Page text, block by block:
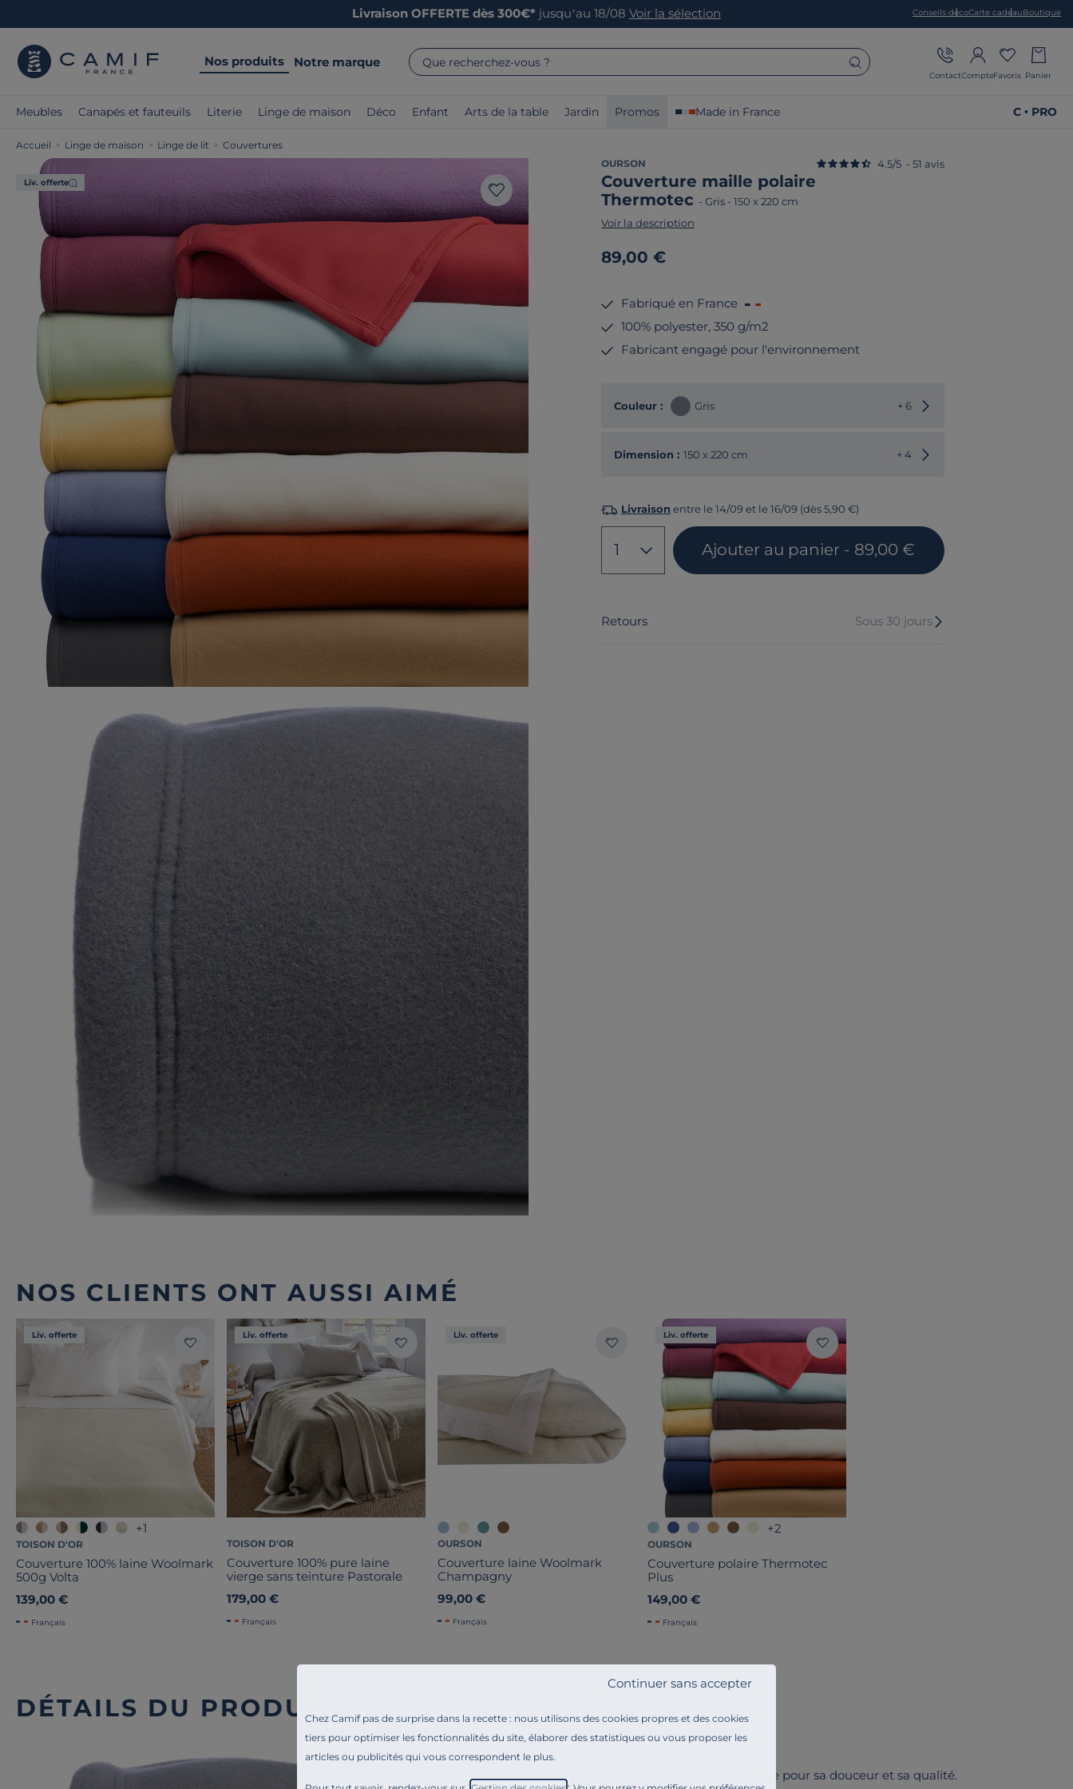
Chez Camif pas de surprise dans la recette : nous utilisons des cookies propres et des cookies
tiers pour optimiser les fonctionnalités du site, élaborer des statistiques ou vous proposer les
articles ou publicités qui vous correspondent le plus.
Continuer sans accepter
Livraison OFFERTE dès 300€* jusqu’au 18/08 Voir la sélection Conseils décoCarte cadeauBoutique
Nos produits Notre marque Que recherchez-vous ?
ContactCompteFavoris Panier
Meubles Canapés et fauteuils Literie Linge de maison Déco Enfant Arts de la table Jardin Promos Made in France C • PRO
Accueil > Linge de maison > Linge de lit > Couvertures
Liv. offerte
OURSON
Couverture maille polaire
Thermotec - Gris- 150 x 220 cm
4.5/5 - 51 avis
Voir la description
89,00 €
Fabriqué en France
100% polyester, 350 g/m2
Fabricant engagé pour l'environnement
Couleur : Gris + 6 Choisir une autre couleur
Dimension : 150 x 220 cm + 4 Choisir une autre dimension
Livraison entre le 14/09 et le 16/09 (dès 5,90 €)
1 Ajouter au panier - 89,00 €
Retours Sous 30 jours
NOS CLIENTS ONT AUSSI AIMÉ
Liv. offerte
+1
TOISON D'OR
Couverture 100% laine Woolmark
500g Volta
139,00 €
Français
Liv. offerte
TOISON D'OR
Couverture 100% pure laine
vierge sans teinture Pastorale
179,00 €
Français
Liv. offerte
OURSON
Couverture laine Woolmark
Champagny
99,00 €
Français
Liv. offerte
+2
OURSON
Couverture polaire Thermotec
Plus
149,00 €
Français
DÉTAILS DU PRODUIT
Référence : 100073759279
La couverture maille polaire Thermotec est la couverture réputée pour sa douceur et sa qualité.